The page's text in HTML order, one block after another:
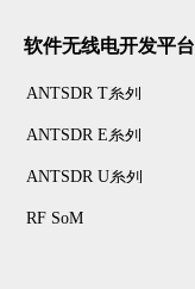
ANTSDR T系列
ANTSDR E系列
ANTSDR U系列
RF SoM
软件无线电开发平台